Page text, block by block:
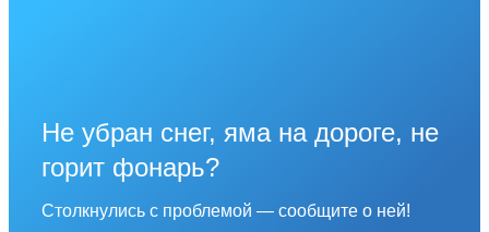
Не убран снег, яма на дороге, не
горит фонарь?
Столкнулись с проблемой — сообщите о ней!